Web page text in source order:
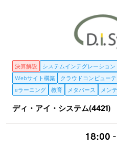
決算解説 システムインテグレーション
Webサイト構築
クラウドコンピュー
eラーニング
教育 メタバース メン
ディ・アイ・システム(4421)
18:00